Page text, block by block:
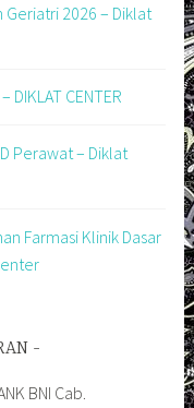
2026 – Diklat
DIKLAT CENTER
Perawat – Diklat
Farmasi Klinik Dasar
BNI Cab.